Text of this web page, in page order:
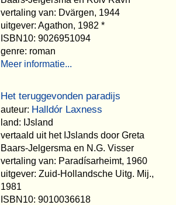
vertaling van: Dvärgen, 1944
uitgever: Agathon, 1982 *
ISBN10: 9026951094
genre: roman
Meer informatie...
Het teruggevonden paradijs
auteur: Halldór Laxness
land: IJsland
vertaald uit het IJslands door Greta
Baars-Jelgersma en N.G. Visser
vertaling van: Paradísarheimt, 1960
uitgever: Zuid-Hollandsche Uitg. Mij.,
1981
ISBN10: 9010036618